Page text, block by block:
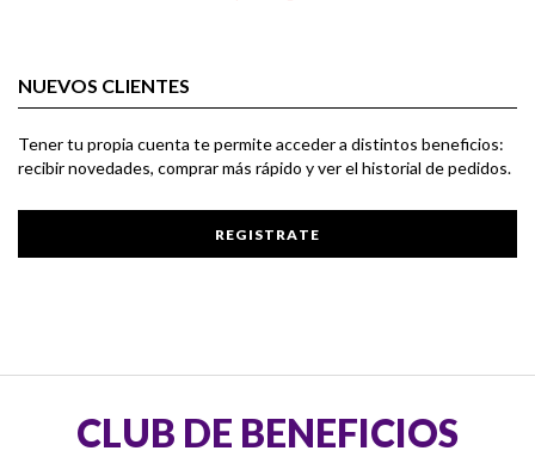
NUEVOS CLIENTES
Tener tu propia cuenta te permite acceder a distintos beneficios:
recibir novedades, comprar más rápido y ver el historial de pedidos.
REGISTRATE
CLUB DE BENEFICIOS